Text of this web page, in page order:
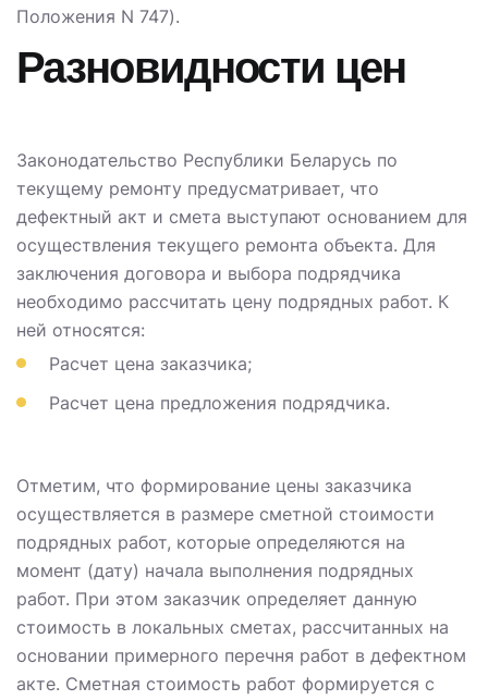
Положения N 747).
Разновидности цен
Законодательство Республики Беларусь по
текущему ремонту предусматривает, что
дефектный акт и смета выступают основанием для
осуществления текущего ремонта объекта. Для
заключения договора и выбора подрядчика
необходимо рассчитать цену подрядных работ. К
ней относятся:
Расчет цена заказчика;
Расчет цена предложения подрядчика.
Отметим, что формирование цены заказчика
осуществляется в размере сметной стоимости
подрядных работ, которые определяются на
момент (дату) начала выполнения подрядных
работ. При этом заказчик определяет данную
стоимость в локальных сметах, рассчитанных на
основании примерного перечня работ в дефектном
акте. Сметная стоимость работ формируется с